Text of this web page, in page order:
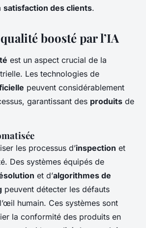
satisfaction des clients.
boosté par l’IA
est un aspect crucial de la
Les technologies de
peuvent considérablement
garantissant des produits de
les processus d’inspection et
Des systèmes équipés de
et d’algorithmes de
peuvent détecter les défauts
humain. Ces systèmes sont
la conformité des produits en